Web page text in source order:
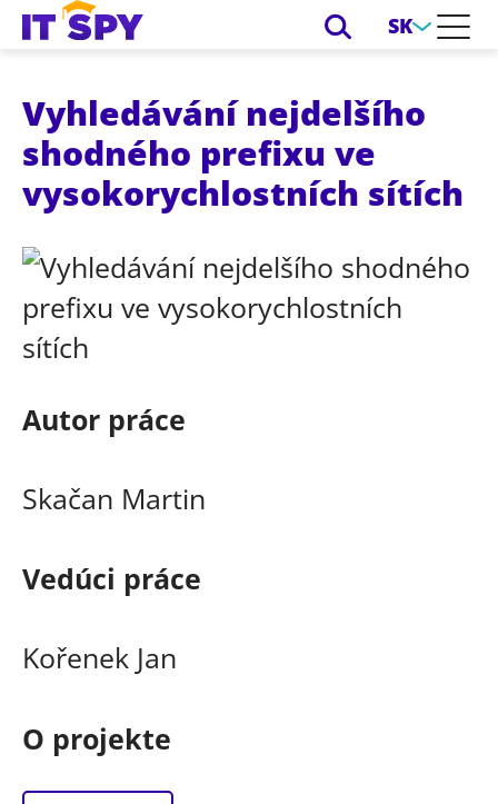
SK
Vyhledávání nejdelšího
shodného prefixu ve
vysokorychlostních sítích
Autor práce
Skačan Martin
Vedúci práce
Kořenek Jan
O projekte